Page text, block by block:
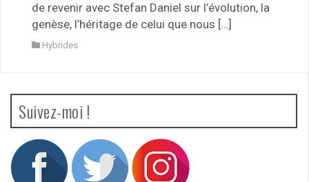
de revenir avec Stefan Daniel sur l’évolution, la
genèse, l’héritage de celui que nous […]
Hybrides
Suivez-moi !